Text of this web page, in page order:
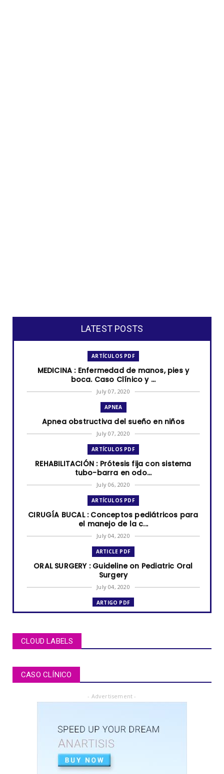
LATEST POSTS
ARTÍCULOS PDF
MEDICINA : Enfermedad de manos, pies y
boca. Caso Clínico y ...
July 07, 2020
APNEA
Apnea obstructiva del sueño en niños
July 07, 2020
ARTÍCULOS PDF
REHABILITACIÓN : Prótesis fija con sistema
tubo-barra en odo...
July 06, 2020
ARTÍCULOS PDF
CIRUGÍA BUCAL : Conceptos pediátricos para
el manejo de la c...
July 04, 2020
ARTICLE PDF
ORAL SURGERY : Guideline on Pediatric Oral
Surgery
July 04, 2020
ARTIGO PDF
BRUXISMO de sueño en niños y adolescentes
ARTICLE PDF
July 02, 2020
APEXIFICACIÓN
Apexificacion en ODONTOPEDIATRÍA
CLOUD LABELS
CASO CLÍNICO
- Advertisement -